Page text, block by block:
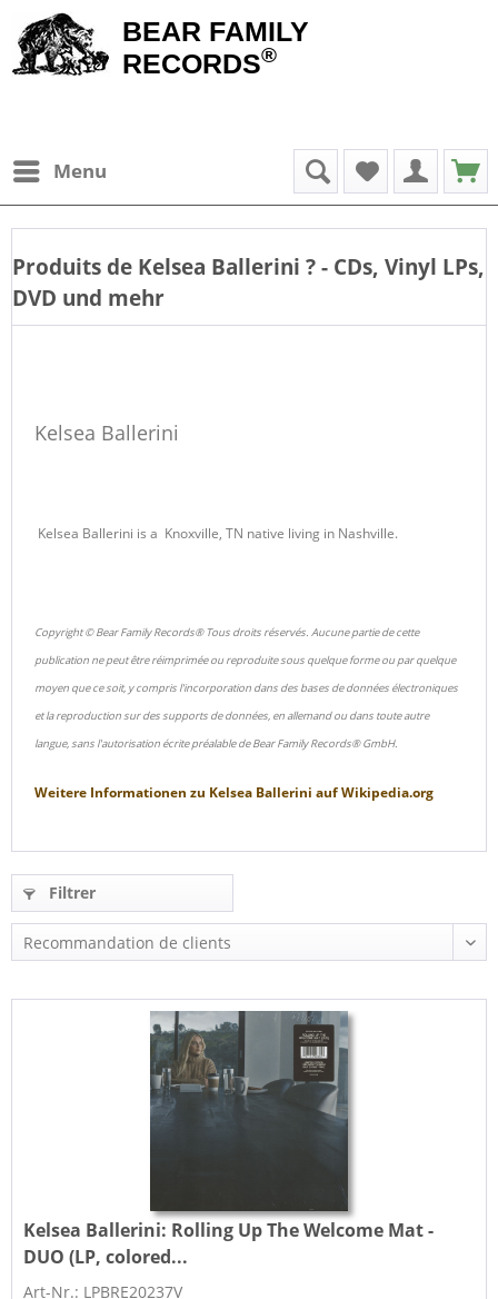
BEAR FAMILY
RECORDS®
Menu
Produits de Kelsea Ballerini ? - CDs, Vinyl LPs,
DVD und mehr
Kelsea Ballerini
Kelsea Ballerini is a Knoxville, TN native living in Nashville.
Copyright © Bear Family Records® Tous droits réservés. Aucune partie de cette
publication ne peut être réimprimée ou reproduite sous quelque forme ou par quelque
moyen que ce soit, y compris l'incorporation dans des bases de données électroniques
et la reproduction sur des supports de données, en allemand ou dans toute autre
langue, sans l'autorisation écrite préalable de Bear Family Records® GmbH.
Weitere Informationen zu Kelsea Ballerini aufWikipedia.org
Filtrer
Kelsea Ballerini: Rolling Up The Welcome Mat -
DUO (LP, colored...
Art-Nr.: LPBRE20237V